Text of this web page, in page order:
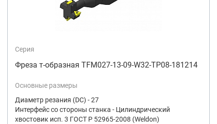
Серия
Фреза т-образная TFM027-13-09-W32-TP08-181214
Основные размеры
Диаметр резания (DC) - 27
Интерфейс со стороны станка - Цилиндрический
хвостовик исп. 3 ГОСТ Р 52965-2008 (Weldon)